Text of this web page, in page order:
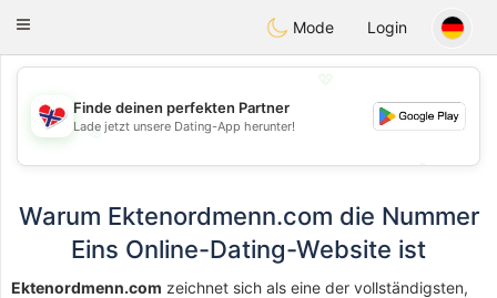
EkteNordmenn
Toggle
Mode Login
💖
💕
Finde deinen perfekten Partner
Lade jetzt unsere Dating-App herunter!
Warum Ektenordmenn.com die Nummer
Eins Online-Dating-Website ist
Ektenordmenn.com zeichnet sich als eine der vollständigsten,